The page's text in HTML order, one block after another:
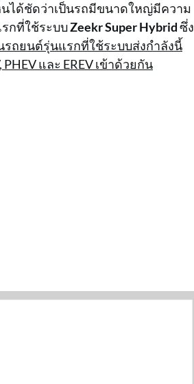
นได้ชัดว่าเป็นรถมีขนาดใหญ่มีความ
กที่ใช้ระบบZeekr Super Hybridซึ่ง
รถยนต์รุ่นแรกที่ใช้ระบบส่งกำลังนี้
และ EREV เข้าด้วยกัน